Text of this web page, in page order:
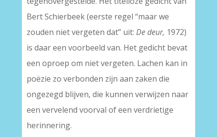
Bert Schierbeek (eerste regel “maar we
zouden niet vergeten dat” uit: De deur, 1972)
is daar een voorbeeld van. Het gedicht bevat
een oproep om niet vergeten. Lachen kan in
poëzie zo verbonden zijn aan zaken die
ongezegd blijven, die kunnen verwijzen naar
een vervelend voorval of een verdrietige
herinnering.